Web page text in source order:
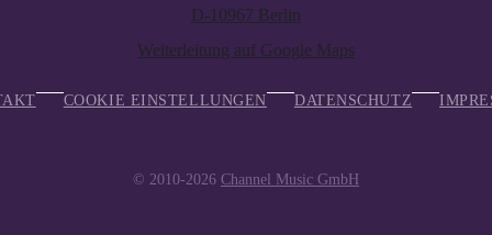
D-10967 Berlin
Weiterleitung auf Google Maps
COOKIE EINSTELLUNGEN DATENSCHUTZ
© 2010-2026 Channel Music GmbH